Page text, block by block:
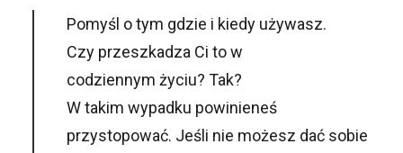
Pomyś l o tym gdzie i kiedy używasz.
Czy przeszkadza Ci to w
codziennym życiu? Tak?
W takim wypadku powinieneś
przystopować. Jeś li nie możesz dać sobie